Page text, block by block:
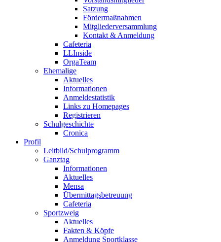
Satzung
Fördermaßnahmen
Mitgliederversammlung
Kontakt & Anmeldung
Cafeteria
LLInside
OrgaTeam
Ehemalige
Aktuelles
Informationen
Anmeldestatistik
Links zu Homepages
Registrieren
Schulgeschichte
Cronica
Profil
Leitbild/Schulprogramm
Ganztag
Informationen
Aktuelles
Mensa
Übermittagsbetreuung
Cafeteria
Sportzweig
Aktuelles
Fakten & Köpfe
Anmeldung Sportklasse